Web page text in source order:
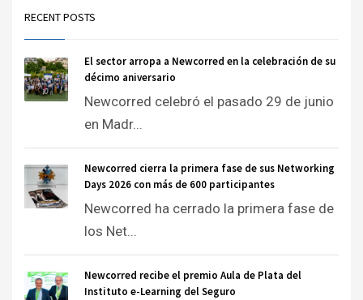
RECENT POSTS
El sector arropa a Newcorred en la celebración de su
décimo aniversario
Newcorred celebró el pasado 29 de junio
en Madr...
Newcorred cierra la primera fase de sus Networking
Days 2026 con más de 600 participantes
Newcorred ha cerrado la primera fase de
los Net...
Newcorred recibe el premio Aula de Plata del
Instituto e-Learning del Seguro